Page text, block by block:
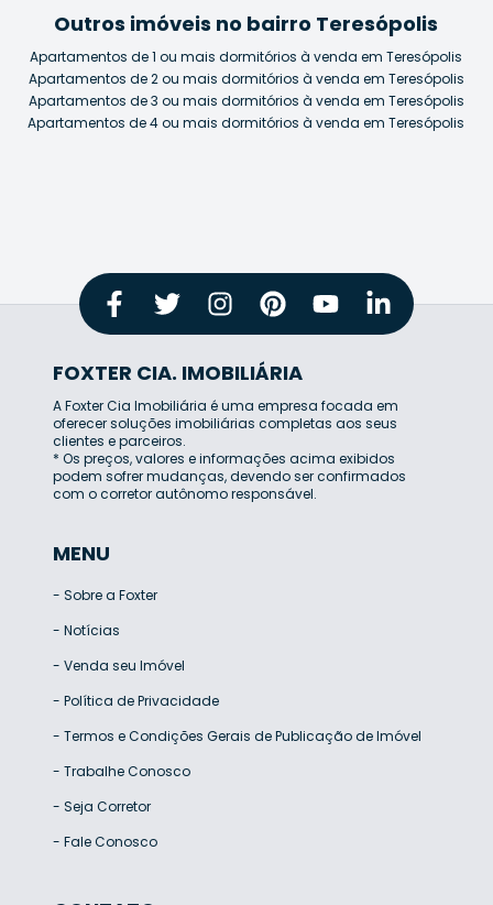
Outros imóveis no bairro Teresópolis
Apartamentos de 1 ou mais dormitórios à venda em Teresópolis
Apartamentos de 2 ou mais dormitórios à venda em Teresópolis
Apartamentos de 3 ou mais dormitórios à venda em Teresópolis
Apartamentos de 4 ou mais dormitórios à venda em Teresópolis
FOXTER CIA. IMOBILIÁRIA
A Foxter Cia Imobiliária é uma empresa focada em
oferecer soluções imobiliárias completas aos seus
clientes e parceiros.
* Os preços, valores e informações acima exibidos
podem sofrer mudanças, devendo ser confirmados
com o corretor autônomo responsável.
MENU
- Sobre a Foxter
- Notícias
- Venda seu Imóvel
- Política de Privacidade
- Termos e Condições Gerais de Publicação de Imóvel
- Trabalhe Conosco
- Seja Corretor
- Fale Conosco